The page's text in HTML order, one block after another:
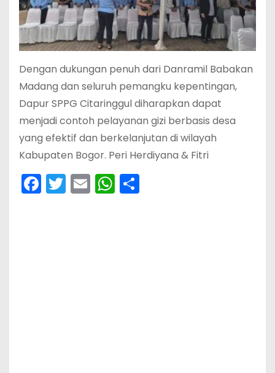
Dengan dukungan penuh dari Danramil Babakan
Madang dan seluruh pemangku kepentingan,
Dapur SPPG Citaringgul diharapkan dapat
menjadi contoh pelayanan gizi berbasis desa
yang efektif dan berkelanjutan di wilayah
Kabupaten Bogor. Peri Herdiyana & Fitri
F
a
T
w
E
m
W
h